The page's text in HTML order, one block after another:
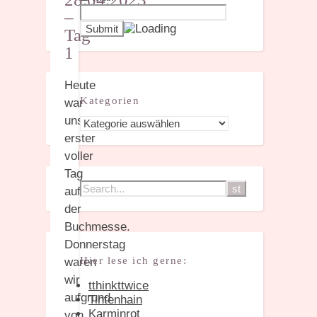
–
Tag
1
Heute
war
unser
erster
voller
Tag
auf
der
Buchmesse.
Donnerstag
waren
wir
aufgrund
Kategorien
Kategorien
Hier lese ich gerne:
tthinkttwice
Tintenhain
Karminrot